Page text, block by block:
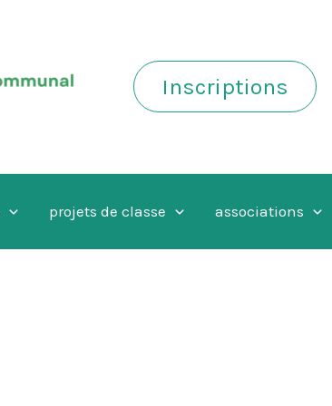
Inscriptions
projets de classe associations